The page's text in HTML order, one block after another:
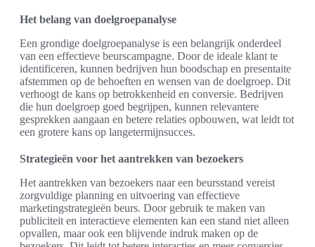
Het belang van doelgroepanalyse
Een grondige doelgroepanalyse is een belangrijk onderdeel
van een effectieve beurscampagne. Door de ideale klant te
identificeren, kunnen bedrijven hun boodschap en presentaite
afstemmen op de behoeften en wensen van de doelgroep. Dit
verhoogt de kans op betrokkenheid en conversie. Bedrijven
die hun doelgroep goed begrijpen, kunnen relevantere
gesprekken aangaan en betere relaties opbouwen, wat leidt tot
een grotere kans op langetermijnsucces.
Strategieën voor het aantrekken van bezoekers
Het aantrekken van bezoekers naar een beursstand vereist
zorgvuldige planning en uitvoering van effectieve
marketingstrategieën beurs. Door gebruik te maken van
publiciteit en interactieve elementen kan een stand niet alleen
opvallen, maar ook een blijvende indruk maken op de